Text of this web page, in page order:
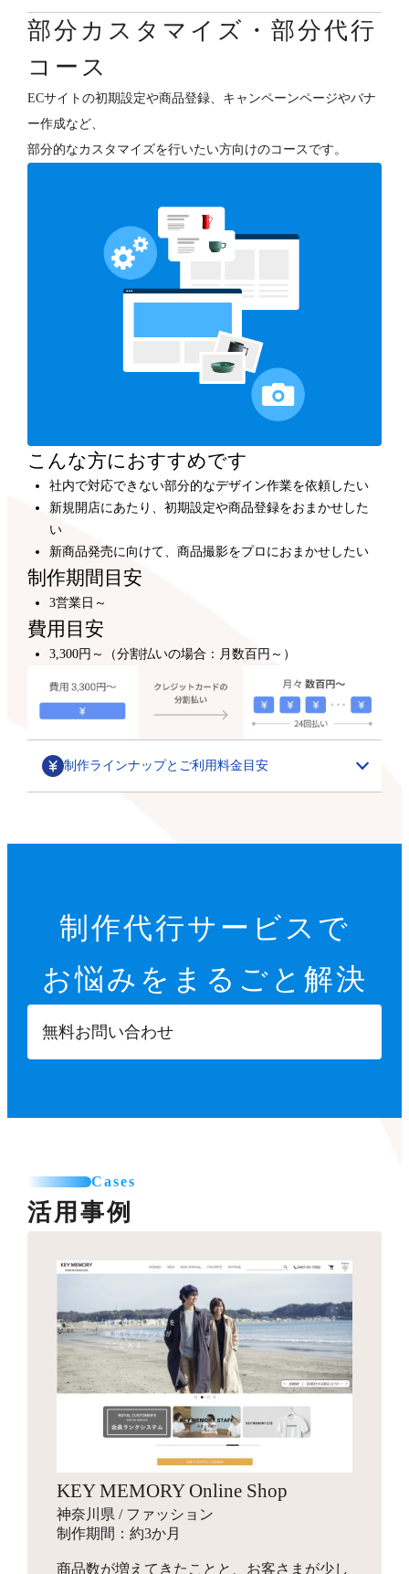
デザインカスタマイズ
1,580,000円～
ECサイトの“勝ちパターン”を網羅したデザイン構築と、
各種支援（分析・集客・CRM・更新）を行います。
デザインフルカスタマイズ
800,000円～
オーナーさまのご要望に合わせて、ショップデザインを
フルカスタマイズします。
300,000円～
プロのデザイナーが、テンプレートをもとにショップデ
部分カスタマイズ・部分代行
コース
ECサイトの初期設定や商品登録、キャンペーンページやバナ
ー作成など、
部分的なカスタマイズを行いたい方向けのコースです。
こんな方におすすめです
社内で対応できない部分的なデザイン作業を依頼したい
新規開店にあたり、初期設定や商品登録をおまかせした
い
新商品発売に向けて、商品撮影をプロにおまかせしたい
制作期間目安
3営業日～
費用目安
3,300円～（分割払いの場合：月数百円～）
制作ラインナップとご利用料金目安
カテゴリごとの商品一覧や、季節に合わせた期間限定の
特集ページ作成を行います。
サムネイル・スライダー作成
商品ページへ誘導するサムネイルや、商品ページ内に掲
て利用可能なパーツを制作します。
バナー作成
るための画像を制作します。
ロゴ作成
お見積り
会社名やサービス、商品に使用するロゴマークをデザイ
10,000円～
検索エンジン対策ワード入力
Search Consoleの設定
22,000円
【設定項目】
特定商取引法に基づく表示設定
配送方法入力
カテゴリー登録
お見積り
他カートサービスからの引っ越しを代行します。
独自ドメイン設定
16,500円～
ご希望のドメインに設定します。
お見積り
新規商品登録、引っ越しでの登録など、ご状況に合わせ
た商品設定代行を行います。
各8,000円～
ご要望に合わせて、部分的なデザインカスタマイズを行
※画像などの素材はオーナーさまにご用意いただきます
SNSエリア設置
送料一覧表テーブル作成
バナー作成・設置
その他
GTMタグ設定代行
Googleタグマネージャーのタグの設計や設置を行いま
す。
撮影代行
お見積り
プロのカメラマンが、商品・モデル・イメージ撮影を行
います。動画撮影にも対応可能です。指定のスタジオへ
す。
インフルエンサーギフティング
88,000円～
ショップの商品をインフルエンサーがSNSでPR投稿する
手配を行い、幅広いインプレッションの獲得を目指しま
パッケージデザイン
お見積り
商品のパッケージやロゴ画像、ブランディングデザイン
を行います。
制作代行サービスで
お悩みを まるごと解決
無料お問い合わせ
Cases
活用事例
KEY MEMORY Online Shop
神奈川県 / ファッション
制作期間：約3か月
商品数が増えてきたことと、お客さまが少し